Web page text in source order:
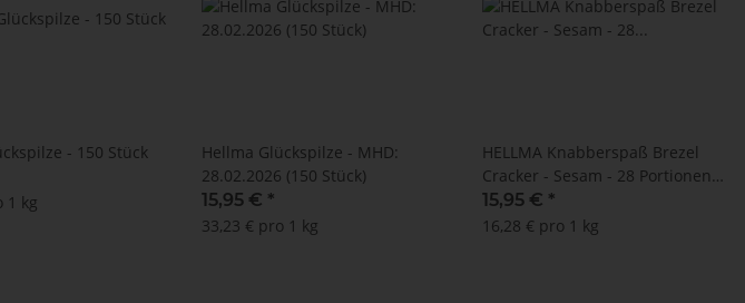
- 150 Stück
1 kg
Hellma Glückspilze - MHD:
28.02.2026 (150 Stück)
15,95 € *
33,23 € pro 1 kg
HELLMA Knabberspaß Brezel
Cracker - Sesam - 28 Portionen x
35 g
15,95 € *
16,28 € pro 1 kg